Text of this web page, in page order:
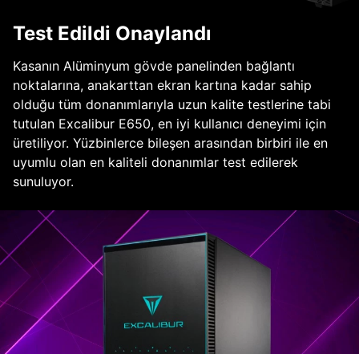
Test Edildi Onaylandı
Kasanın Alüminyum gövde panelinden bağlantı
noktalarına, anakarttan ekran kartına kadar sahip
olduğu tüm donanımlarıyla uzun kalite testlerine tabi
tutulan Excalibur E650, en iyi kullanıcı deneyimi için
üretiliyor. Yüzbinlerce bileşen arasından birbiri ile en
uyumlu olan en kaliteli donanımlar test edilerek
sunuluyor.